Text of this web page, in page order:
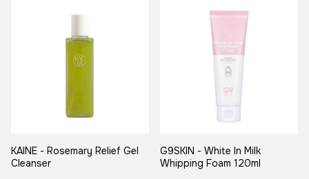
KAINE - Rosemary Relief Gel
Cleanser
G9SKIN - White In Milk
Whipping Foam 120ml